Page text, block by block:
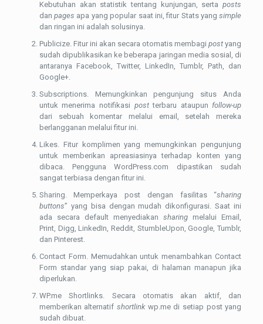
Kebutuhan akan statistik tentang kunjungan, sertaposts
danpages apa yang popular saat ini, fitur Stats yangsimple
dan ringan ini adalah solusinya.
Publicize. Fitur ini akan secara otomatis membagipost yang
sudah dipublikasikan ke beberapa jaringan media sosial, di
antaranya Facebook, Twitter, LinkedIn, Tumblr, Path, dan
Google+.
Subscriptions. Memungkinkan pengunjung situs Anda
untuk menerima notifikasi postterbaru ataupunfollow-up
dari sebuah komentar melalui email, setelah mereka
berlangganan melalui fitur ini.
Likes. Fitur komplimen yang memungkinkan pengunjung
untuk memberikan apreasiasinya terhadap konten yang
dibaca. Pengguna WordPress.com dipastikan sudah
sangat terbiasa dengan fitur ini.
Sharing. Memperkaya post dengan fasilitas “sharing
buttons” yang bisa dengan mudah dikonfigurasi. Saat ini
ada secara default menyediakansharing melalui Email,
Print, Digg, LinkedIn, Reddit, StumbleUpon, Google, Tumblr,
dan Pinterest.
Contact Form. Memudahkan untuk menambahkan Contact
Form standar yang siap pakai, di halaman manapun jika
diperlukan.
WP.me Shortlinks. Secara otomatis akan aktif, dan
memberikan alternatifshortlinkwp.me di setiap post yang
sudah dibuat.